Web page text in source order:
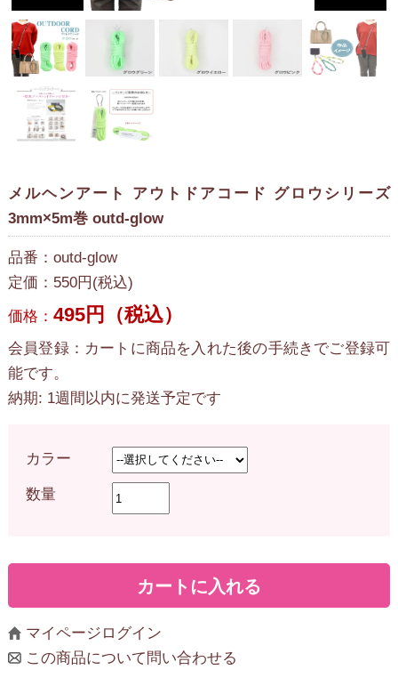
メルヘンアート アウトドアコード グロウシリーズ
3mm×5m巻 outd-glow
品番：outd-glow
定価：550円(税込)
価格： 495円（税込）
会員登録：カートに商品を入れた後の手続きでご登録可
能です。
納期: 1週間以内に発送予定です
カラー
数量
マイページログイン
この商品について問い合わせる